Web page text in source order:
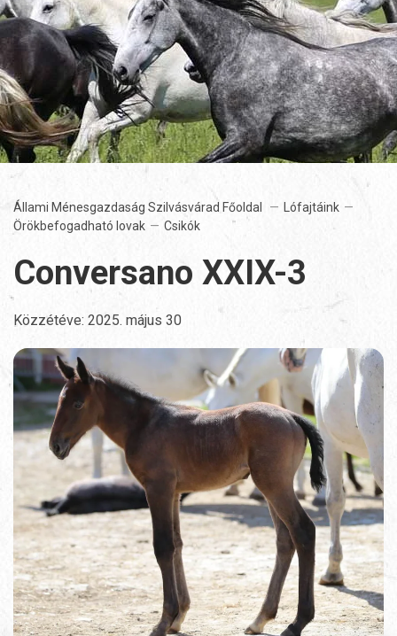
Állami Ménesgazdaság Szilvásvárad Főoldal
Lófajtáink
Örökbefogadható lovak
Csikók
Conversano XXIX-3
Közzétéve: 2025. május 30